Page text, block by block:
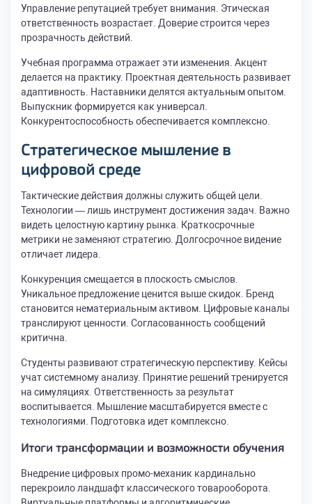
Управление репутацией требует внимания. Этическая
ответственность возрастает. Доверие строится через
прозрачность действий.
Учебная программа отражает эти изменения. Акцент
делается на практику. Проектная деятельность развивает
адаптивность. Наставники делятся актуальным опытом.
Выпускник формируется как универсал.
Конкурентоспособность обеспечивается комплексно.
Стратегическое мышление в
цифровой среде
Тактические действия должны служить общей цели.
Технологии — лишь инструмент достижения задач. Важно
видеть целостную картину рынка. Краткосрочные
метрики не заменяют стратегию. Долгосрочное видение
отличает лидера.
Конкуренция смещается в плоскость смыслов.
Уникальное предложение ценится выше скидок. Бренд
становится нематериальным активом. Цифровые каналы
транслируют ценности. Согласованность сообщений
критична.
Студенты развивают стратегическую перспективу. Кейсы
учат системному анализу. Принятие решений тренируется
на симуляциях. Ответственность за результат
воспитывается. Мышление масштабируется вместе с
технологиями. Подготовка идет комплексно.
Итоги трансформации и возможности обучения
Внедрение цифровых промо-механик кардинально
перекроило ландшафт классического товарооборота.